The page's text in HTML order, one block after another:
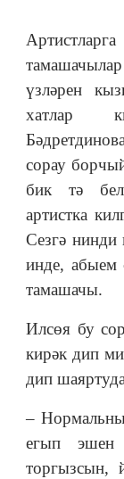
үзләрен
хатлар
сорау
бик тә
артистка
Сезгә
инде, абыем
тамашачы.
Илсөя бу
кирәк дип
дип
–
егып эшен
торгызсын,